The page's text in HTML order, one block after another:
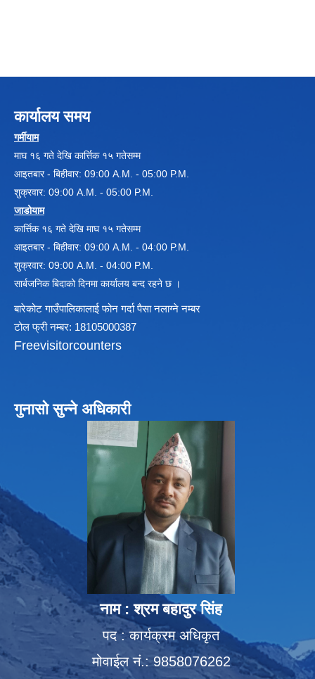
विधायन समिति निर्णयहरु
न्यायिक समिति निर्णयहरु
सुशासन तथा अन्तर सम्वन्ध समिति निर्णयहरु
पूर्वाधार विकास समिति निर्णय
सामाजिक विकास समिति निर्णयहरु
कार्यालय समय
गर्मीयाम
माघ १६ गते देखि कार्त्तिक १५ गतेसम्म
आइतबार - बिहीवार: 09:00 A.M. - 05:00 P.M.
शुक्रवार: 09:00 A.M. - 05:00 P.M.
जाडोयाम
कार्त्तिक १६ गते देखि माघ १५ गतेसम्म
आइतबार - बिहीवार: 09:00 A.M. - 04:00 P.M.
शुक्रवार: 09:00 A.M. - 04:00 P.M.
सार्बजनिक बिदाको दिनमा कार्यालय बन्द रहने छ ।
बारेकोट गाउँपालिकालाई फोन गर्दा पैसा नलाग्ने नम्बर
टोल फ्री नम्बर: 18105000387
Freevisitorcounters
गुनासो सुन्ने अधिकारी
नाम : श्रम बहादुर सिंह
पद : कार्यक्रम अधिकृत
मोवाईल नं.: 9858076262